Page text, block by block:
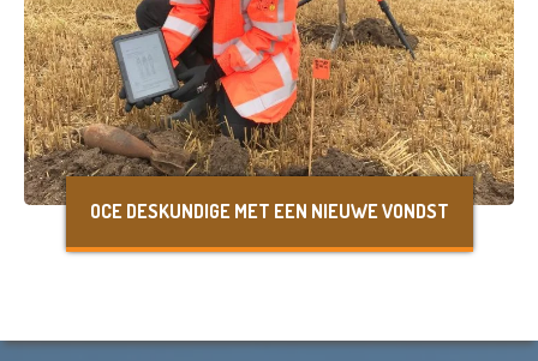
OCE DESKUNDIGE MET EEN NIEUWE VONDST